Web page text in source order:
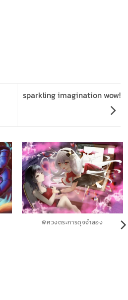
sparkling imagination wow!
พิศวงตระการดุจจำลอง